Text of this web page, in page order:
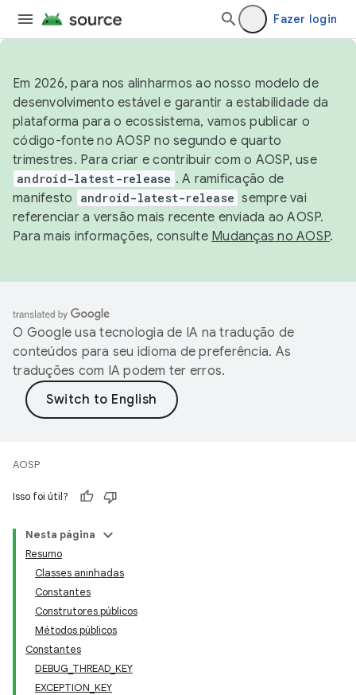
Fazer login
Em 2026, para nos alinharmos ao nosso modelo de
desenvolvimento estável e garantir a estabilidade da
plataforma para o ecossistema, vamos publicar o
código-fonte no AOSP no segundo e quarto
trimestres. Para criar e contribuir com o AOSP, use
android-latest-release . A ramificação de
manifesto
android-latest-release sempre vai
referenciar a versão mais recente enviada ao AOSP.
Para mais informações, consulte Mudanças no AOSP.
O Google usa tecnologia de IA na tradução de
conteúdos para seu idioma de preferência. As
traduções com IA podem ter erros.
AOSP
Isso foi útil?
Nesta página
Resumo
Classes aninhadas
Constantes
Construtores públicos
Métodos públicos
Constantes
DEBUG_THREAD_KEY
EXCEPTION_KEY